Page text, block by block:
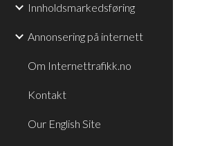
Innholdsmarkedsføring
Annonsering på internett
Om Internettrafikk.no
Kontakt
Our English Site